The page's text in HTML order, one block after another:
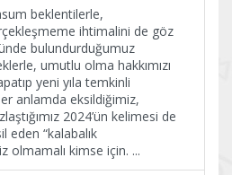
beklentilerle,
ihtimalini de göz
bulundurduğumuz
umutlu olma hakkımızı
yeni yıla temkinli
anlamda eksildiğimiz,
2024’ün kelimesi de
eden “kalabalık
olmamalı kimse için. ...